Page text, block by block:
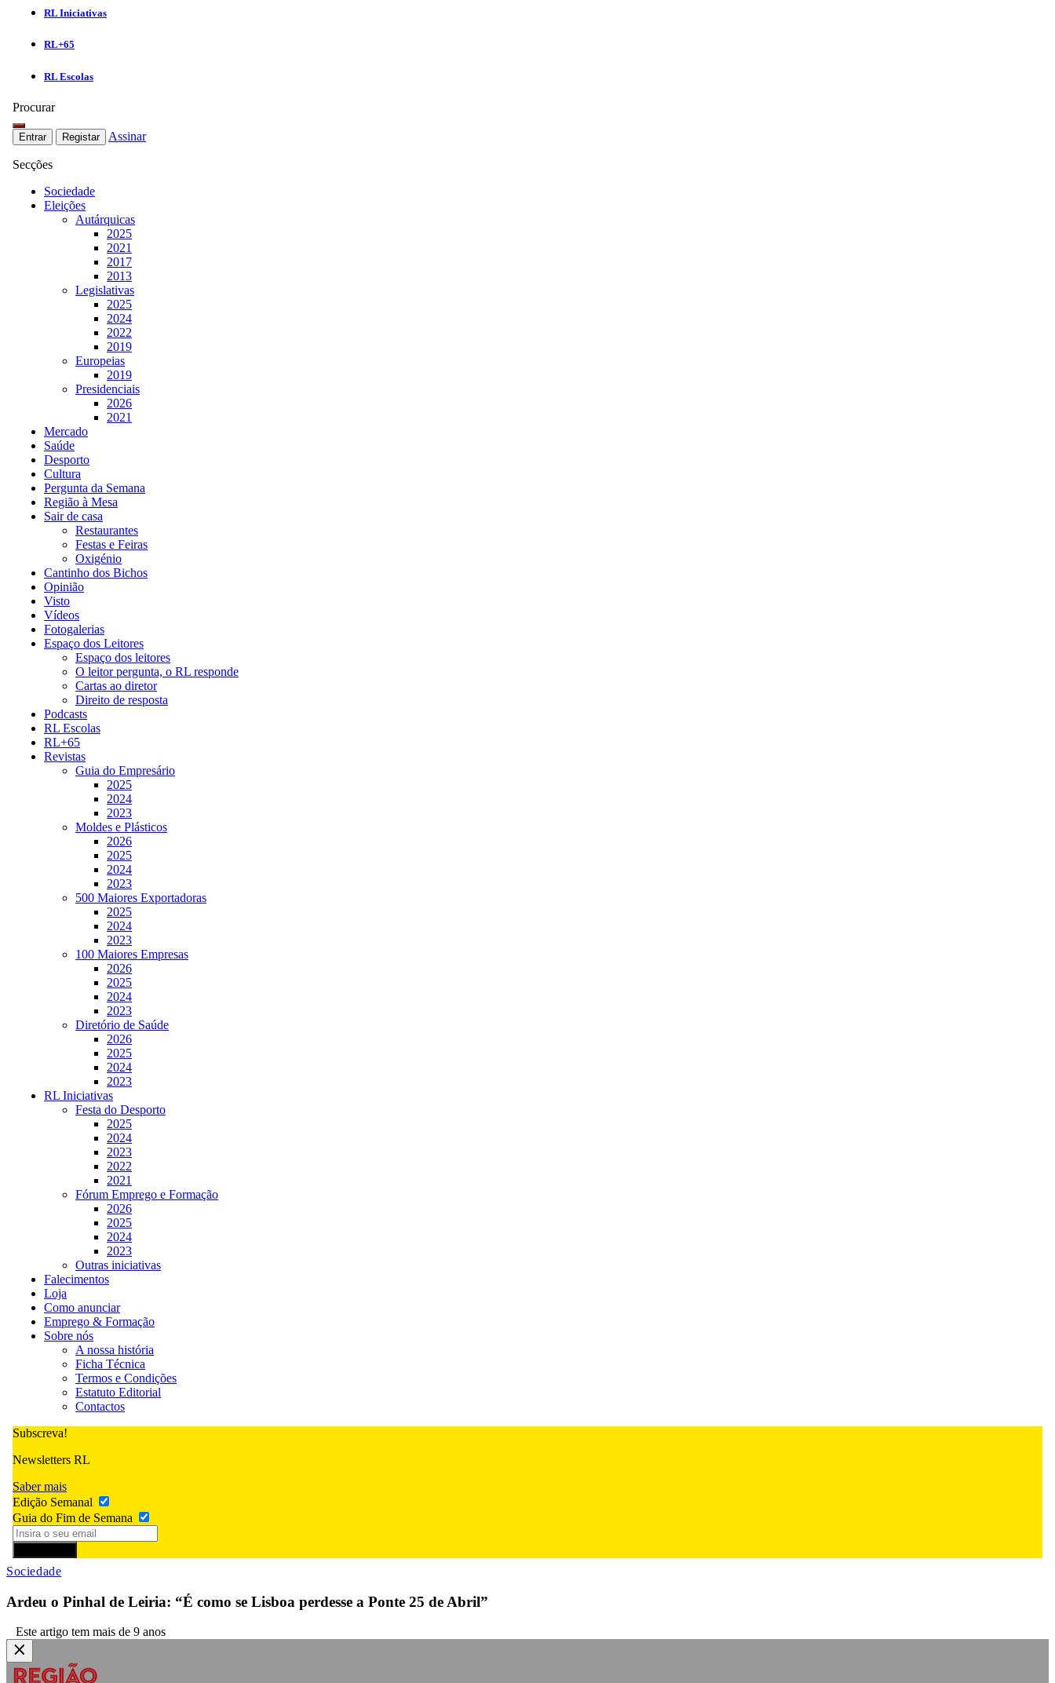
RL Iniciativas
RL+65
RL Escolas
Procurar
Entrar Registar Assinar
Secções
Sociedade
Eleições
Autárquicas
2025
2021
2017
2013
Legislativas
2025
2024
2022
2019
Europeias
2019
Presidenciais
2026
2021
Mercado
Saúde
Desporto
Cultura
Pergunta da Semana
Região à Mesa
Sair de casa
Restaurantes
Festas e Feiras
Oxigénio
Cantinho dos Bichos
Opinião
Visto
Vídeos
Fotogalerias
Espaço dos Leitores
Espaço dos leitores
O leitor pergunta, o RL responde
Cartas ao diretor
Direito de resposta
Podcasts
RL Escolas
RL+65
Revistas
Guia do Empresário
2025
2024
2023
Moldes e Plásticos
2026
2025
2024
2023
500 Maiores Exportadoras
2025
2024
2023
100 Maiores Empresas
2026
2025
2024
2023
Diretório de Saúde
2026
2025
2024
2023
RL Iniciativas
Festa do Desporto
2025
2024
2023
2022
2021
Fórum Emprego e Formação
2026
2025
2024
2023
Outras iniciativas
Falecimentos
Loja
Como anunciar
Emprego & Formação
Sobre nós
A nossa história
Ficha Técnica
Termos e Condições
Estatuto Editorial
Contactos
Subscreva!
Newsletters RL
Saber mais
Edição Semanal
Guia do Fim de Semana
Sociedade
Ardeu o Pinhal de Leiria: “É como se Lisboa perdesse a Ponte 25 de Abril”
Este artigo tem mais de 9 anos